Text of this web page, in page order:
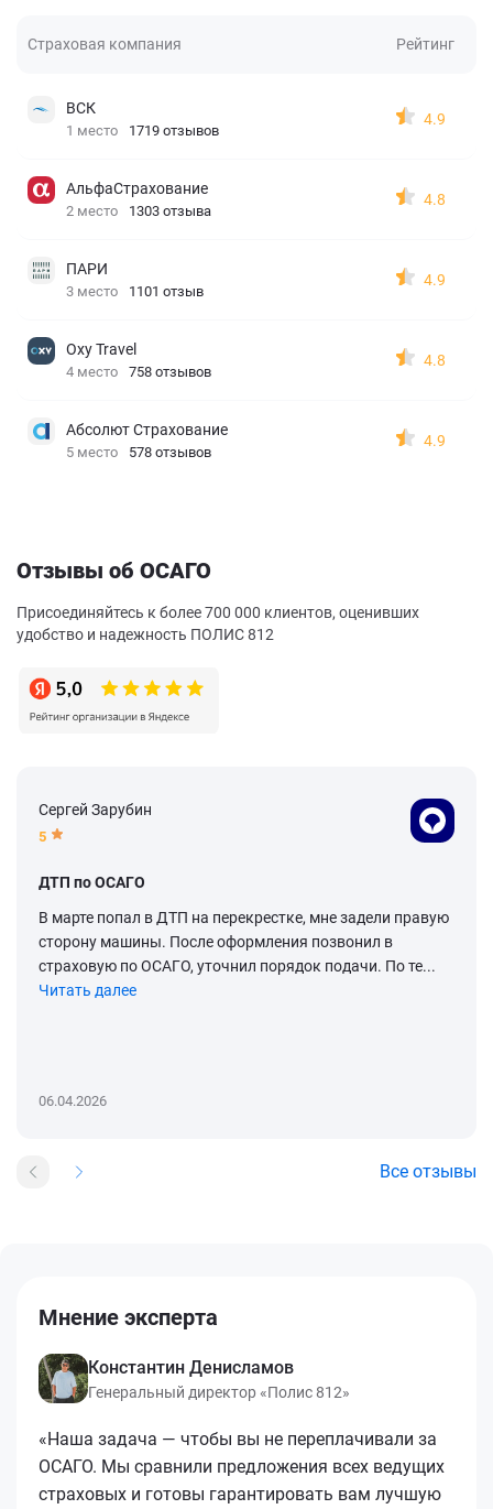
Страховая компания Рейтинг
ВСК
1 место 1719 отзывов
4.9
АльфаСтрахование
2 место 1303 отзыва
4.8
ПАРИ
3 место 1101 отзыв
4.9
Oxy Travel
4 место 758 отзывов
4.8
Абсолют Страхование
5 место 578 отзывов
4.9
Отзывы об ОСАГО
Присоединяйтесь к более 700 000 клиентов, оценивших
удобство и надежность ПОЛИС 812
Сергей Зарубин
5
ДТП по ОСАГО
В марте попал в ДТП на перекрестке, мне задели правую
сторону машины. После оформления позвонил в
страховую по ОСАГО, уточнил порядок подачи. По те...
Читать далее
06.04.2026
Все отзывы
Мнение эксперта
Константин Денисламов
Генеральный директор «Полис 812»
«Наша задача — чтобы вы не переплачивали за
ОСАГО. Мы сравнили предложения всех ведущих
страховых и готовы гарантировать вам лучшую